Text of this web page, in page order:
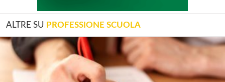
ALTRE SU PROFESSIONE SCUOLA